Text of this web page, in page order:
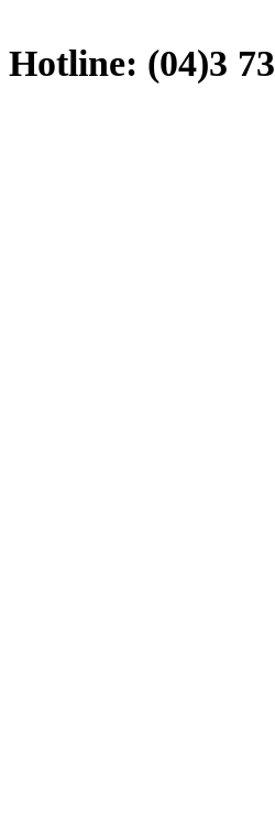
Hotline: (04)3